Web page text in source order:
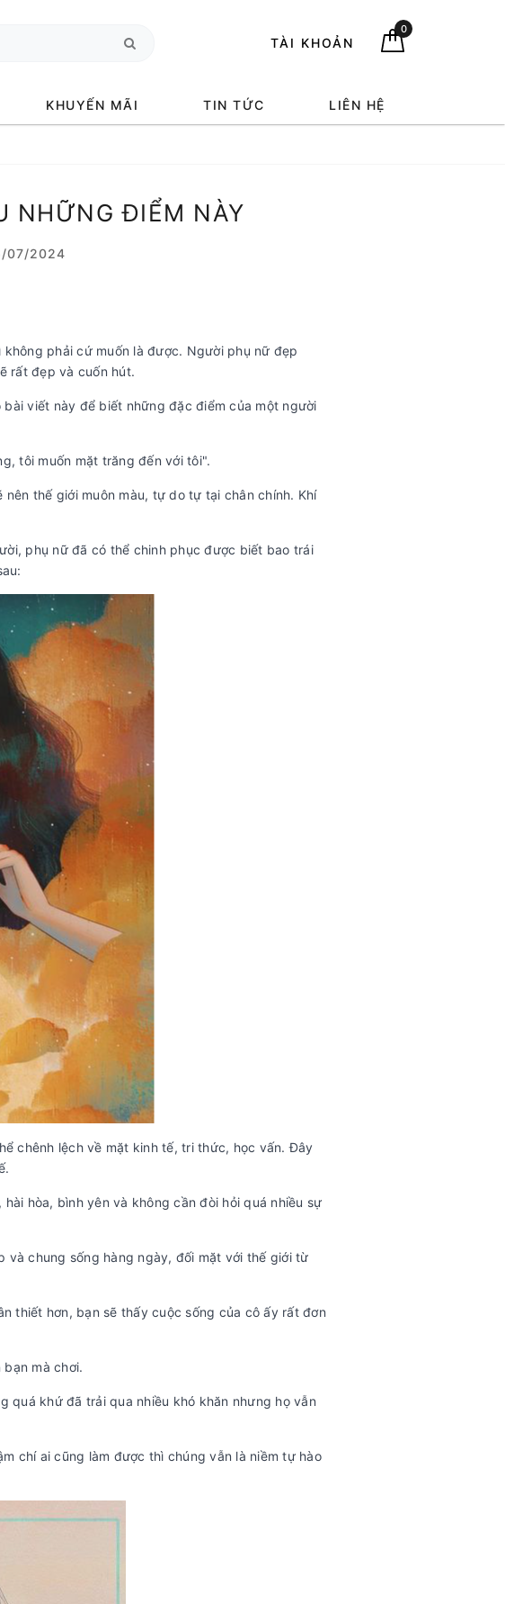
TÀI KHOẢN
0
KHUYẾN MÃI TIN TỨC LIÊN HỆ
NHỮNG ĐIỂM NÀY
07/2024
phải cứ muốn là được. Người phụ nữ đẹp
rất đẹp và cuốn hút.
viết này để biết những đặc điểm của một người
tôi muốn mặt trăng đến với tôi".
thế giới muôn màu, tự do tự tại chân chính. Khí
phụ nữ đã có thể chinh phục được biết bao trái
chênh lệch về mặt kinh tế, tri thức, học vấn. Đây
hòa, bình yên và không cần đòi hỏi quá nhiều sự
và chung sống hàng ngày, đối mặt với thế giới từ
thiết hơn, bạn sẽ thấy cuộc sống của cô ấy rất đơn
mà chơi.
quá khứ đã trải qua nhiều khó khăn nhưng họ vẫn
chí ai cũng làm được thì chúng vẫn là niềm tự hào